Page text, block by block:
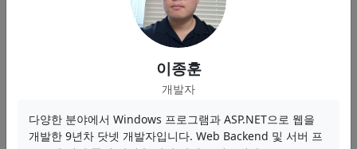
분산 환경에서 실시간 메시징 서비스를 개발하는 방법을 소개합니다.
이종훈
개발자
다양한 분야에서 Windows 프로그램과 ASP.NET으로 웹을
개발한 9년차 닷넷 개발자입니다. Web Backend 및 서버 프